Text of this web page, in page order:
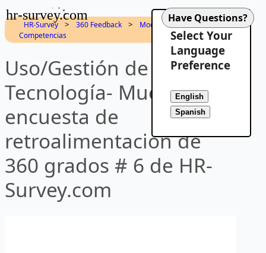
hr-survey.com
HR-Survey > 360 Feedback >
Modelo de
Competencias
Uso/Gestión de
Tecnología- Muestra de
encuesta de
retroalimentación de
360 grados # 6 de HR-
Survey.com
Select Your
Language
Preference